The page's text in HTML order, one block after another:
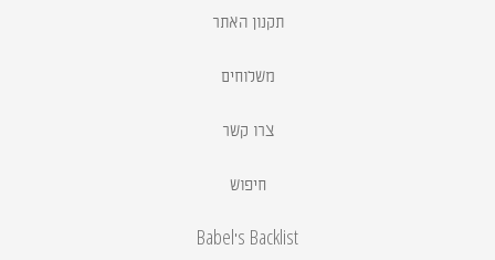
תקנון האתר
משלוחים
צרו קשר
חיפוש
Babel's Backlist